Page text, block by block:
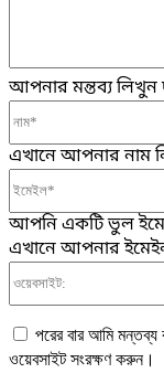
আপনার মন্তব্য লিখুন
এখানে আপনার নাম
আপনি একটি ভুল
এখানে আপনার
পরের বার আমি
ওয়েবসাইট সংরক্ষণ করুন।